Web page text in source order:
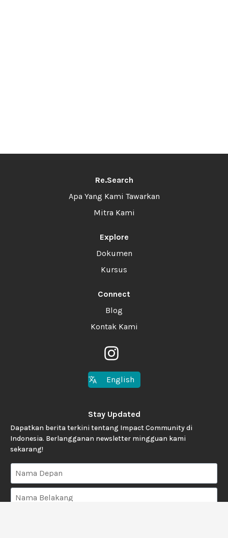
Re.Search
Apa Yang Kami Tawarkan
Mitra Kami
Explore
Dokumen
Kursus
Connect
Blog
Kontak Kami
English
Stay Updated
Dapatkan berita terkini tentang Impact Community di
Indonesia. Berlangganan newsletter mingguan kami
sekarang!